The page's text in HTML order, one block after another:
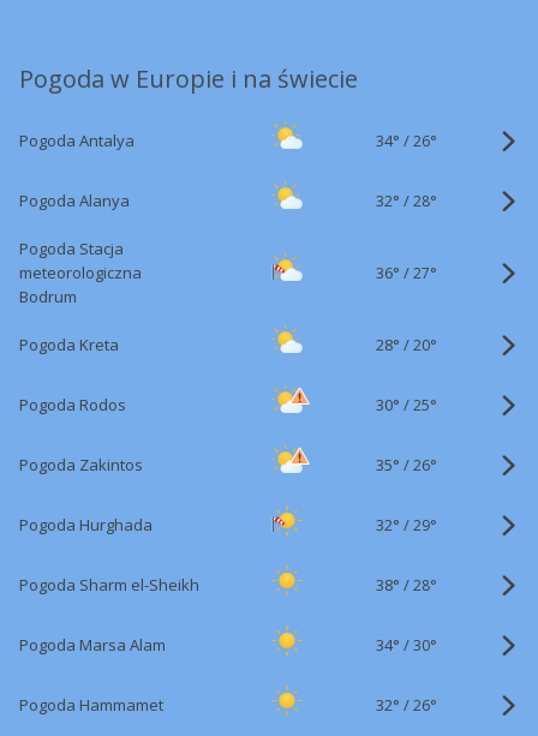
Pogoda w Europie i na świecie
Pogoda Antalya 34° /26°
Pogoda Alanya 32° /28°
Pogoda Stacja
meteorologiczna
Bodrum
36° /27°
Pogoda Kreta 28° /20°
Pogoda Rodos 30° /25°
Pogoda Zakintos 35° /26°
Pogoda Hurghada 32° /29°
Pogoda Sharm el-Sheikh 38° /28°
Pogoda Marsa Alam 34° /30°
Pogoda Hammamet 32° /26°